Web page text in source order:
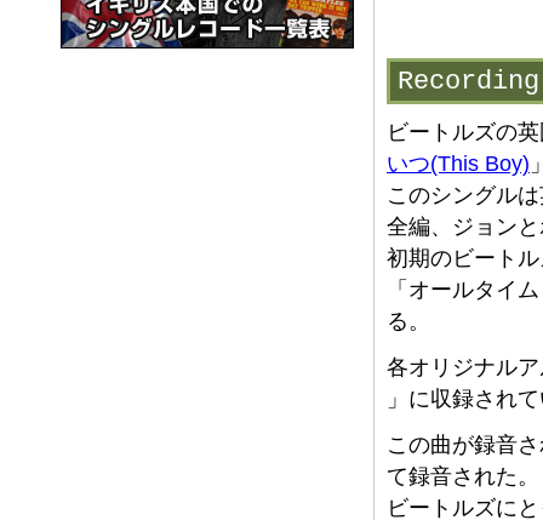
ビートルズの
いつ(This Boy)
このシングル
全編、ジョン
初期のビート
「オールタイ
る。
各オリジナル
」に収録され
この曲が録音
て録音された。
ビートルズに